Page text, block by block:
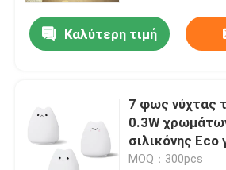
Καλύτερη τιμή
7 φως νύχτας
0.3W
σιλικόνης Eco
Χριστουγέννων
MOQ：300pcs